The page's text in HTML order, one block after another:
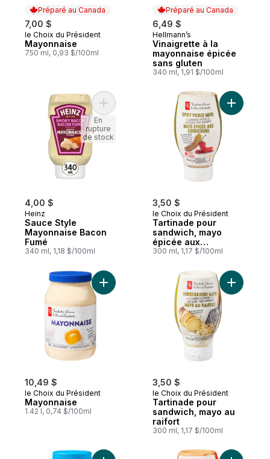
Préparé au Canada
7,00 $
Préparé au Canada
le Choix du Président
Mayonnaise
750 ml, 0,93 $/100ml
Préparé au Canada
6,49 $
Préparé au Canada
Hellmann’s
Vinaigrette à la
mayonnaise épicée
sans gluten
340 ml, 1,91 $/100ml
4,00 $
Heinz
Sauce Style
Mayonnaise Bacon
Fumé
340 ml, 1,18 $/100ml
Ajouter Sauce Style Mayonnaise Bacon
En
rupture
de stock
3,50 $
le Choix du Président
Tartinade pour
sandwich, mayo
épicée aux
cornichons
300 ml, 1,17 $/100ml
Ajouter
10,49 $
le Choix du Président
Mayonnaise
1.42 l, 0,74 $/100ml
Ajouter Mayonnaise au panier
3,50 $
le Choix du Président
Tartinade pour
sandwich, mayo au
raifort
300 ml, 1,17 $/100ml
Ajouter